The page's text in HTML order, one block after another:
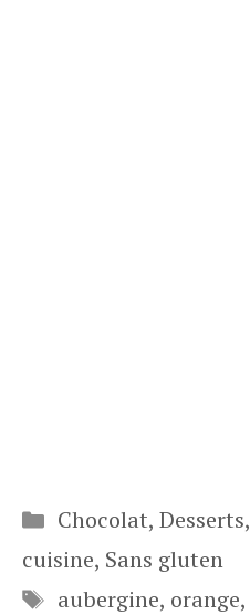
Catégories
Chocolat, Desserts,
cuisine, Sans gluten
Étiquettes
aubergine, orange,